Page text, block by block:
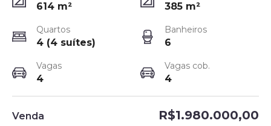
614 m² 385 m²
Quartos
4 (4 suítes)
Banheiros
6
Vagas
4
Vagas cob.
4
Venda R$1.980.000,00